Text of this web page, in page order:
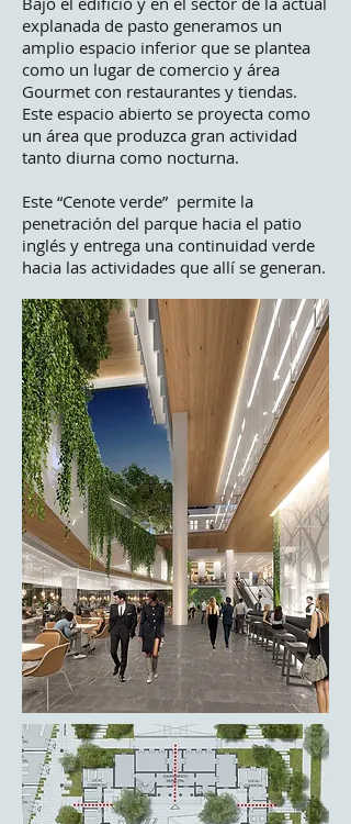
explanada de pasto generamos un
amplio espacio inferior que se plantea
como un lugar de comercio y área
Gourmet con restaurantes y tiendas.
Este espacio abierto se proyecta como
un área que produzca gran actividad
tanto diurna como nocturna.
Este “Cenote verde” permite la
penetración del parque hacia el patio
inglés y entrega una continuidad verde
hacia las actividades que allí se generan.